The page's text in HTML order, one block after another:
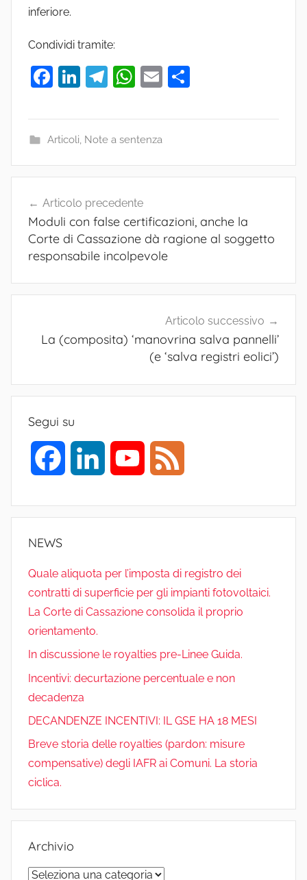
inferiore.
Condividi tramite:
F
e
b
o
o
k
Li
e
dI
n
T
gr
a
m
W
s
A
p
p
E
vi
di
Articoli Note a sentenza
C
t
e
d
i
o
n
o
v
a
i
c
f
o
t
o
t
a
articoli
Articolo precedente
Moduli con false certificazioni, anche la
Corte di Cassazione dà ragione al soggetto
responsabile incolpevole
Articolo successivo
La (composita) ‘manovrina salva pannelli’
(e ‘salva registri eolici’)
Segui su
b
o
k
e u
a
e
NEWS
Quale aliquota per l’imposta di registro dei
contratti di superficie per gli impianti fotovoltaici.
La Corte di Cassazione consolida il proprio
orientamento.
In discussione le royalties pre-Linee Guida.
Incentivi: decurtazione percentuale e non
decadenza
DECANDENZE INCENTIVI: IL GSE HA 18 MESI
Breve storia delle royalties (pardon: misure
compensative) degli IAFR ai Comuni. La storia
ciclica.
Archivio
Archivio